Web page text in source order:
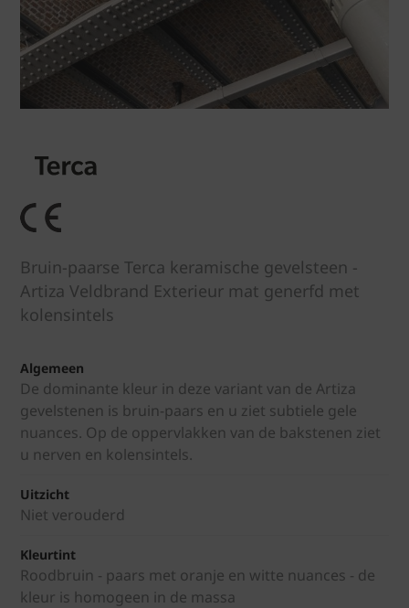
Bruin-paarse Terca keramische gevelsteen -
Artiza Veldbrand Exterieur mat generfd met
kolensintels
Algemeen
De dominante kleur in deze variant van de Artiza
gevelstenen is bruin-paars en u ziet subtiele gele
nuances. Op de oppervlakken van de bakstenen ziet
u nerven en kolensintels.
Uitzicht
Niet verouderd
Kleurtint
Roodbruin - paars met oranje en witte nuances - de
kleur is homogeen in de massa